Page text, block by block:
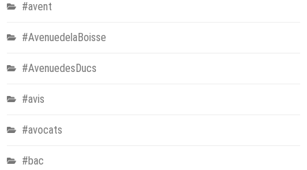
#avent
#AvenuedelaBoisse
#AvenuedesDucs
#avis
#avocats
#bac